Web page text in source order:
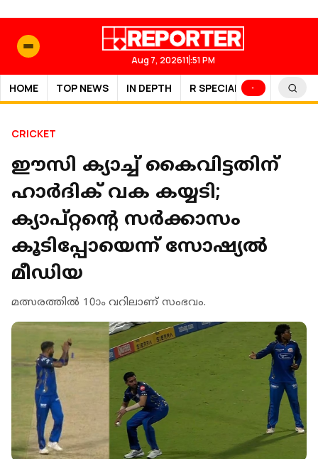
Aug 7, 202611:51 PM
HOME TOP NEWS IN DEPTH R SPECIAL SPORTS
CRICKET
ഈസി ക്യാച്ച് കൈവിട്ടതിന്
ഹാർദിക് വക കയ്യടി;
ക്യാപ്റ്റന്റെ സർക്കാസം
കൂടിപ്പോയെന്ന് സോഷ്യൽ
മീഡിയ
മത്സരത്തില്‍ 10ാം വറിലാണ് സംഭവം.